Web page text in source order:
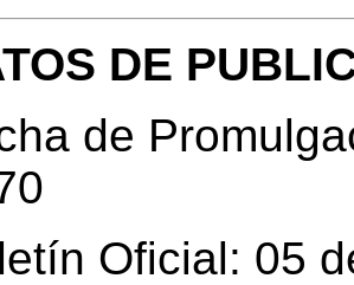
DE
de
Oficial: 05